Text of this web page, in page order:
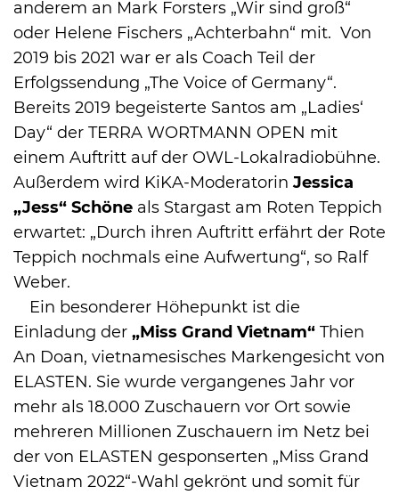
anderem an Mark Forsters „Wir sind groß“
oder Helene Fischers „Achterbahn“ mit. Von
2019 bis 2021 war er als Coach Teil der
Erfolgssendung „The Voice of Germany“.
Bereits 2019 begeisterte Santos am „Ladies‘
Day“ der TERRA WORTMANN OPEN mit
einem Auftritt auf der OWL-Lokalradiobühne.
Außerdem wird KiKA-Moderatorin Jessica
„Jess“ Schöne als Stargast am Roten Teppich
erwartet: „Durch ihren Auftritt erfährt der Rote
Teppich nochmals eine Aufwertung“, so Ralf
Weber.
Ein besonderer Höhepunkt ist die
Einladung der „Miss Grand Vietnam“ Thien
An Doan, vietnamesisches Markengesicht von
ELASTEN. Sie wurde vergangenes Jahr vor
mehr als 18.000 Zuschauern vor Ort sowie
mehreren Millionen Zuschauern im Netz bei
der von ELASTEN gesponserten „Miss Grand
Vietnam 2022“-Wahl gekrönt und somit für